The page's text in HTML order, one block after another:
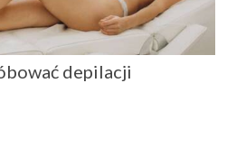
depilacji